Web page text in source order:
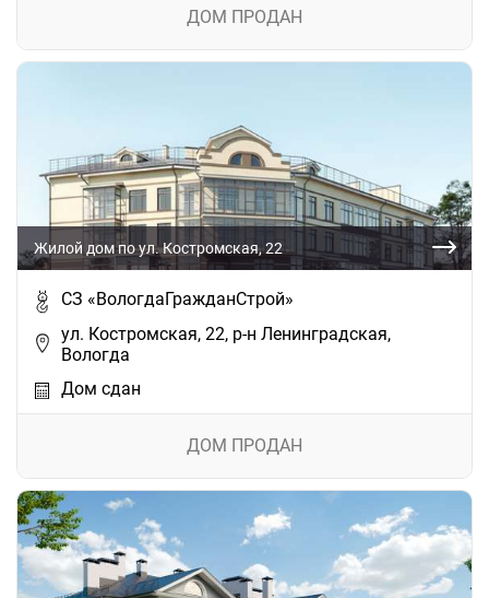
ДОМ ПРОДАН
Жилой дом по ул. Костромская, 22
СЗ «ВологдаГражданСтрой»
ул. Костромская, 22, р-н Ленинградская,
Вологда
Дом сдан
ДОМ ПРОДАН